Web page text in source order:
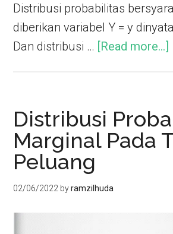
Distribusi probabilitas
diberikan variabel Y = y
Dan distribusi … [Read more...]
Distribusi
Marginal Pada
Peluang
02/06/2022 byramzilhuda